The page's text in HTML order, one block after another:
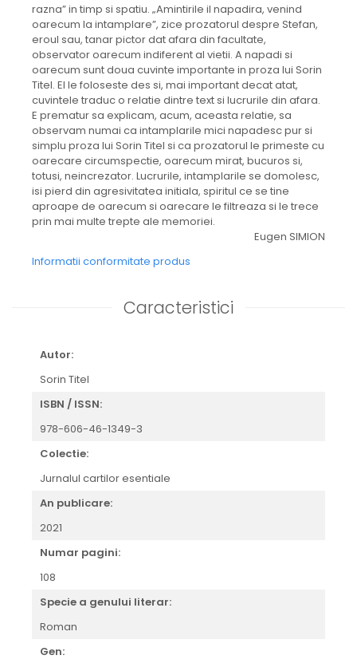
razna” in timp si spatiu. „Amintirile il napadira, venind
oarecum la intamplare”, zice prozatorul despre Stefan,
eroul sau, tanar pictor dat afara din facultate,
observator oarecum indiferent al vietii. A napadi si
oarecum sunt doua cuvinte importante in proza lui Sorin
Titel. El le foloseste des si, mai important decat atat,
cuvintele traduc o relatie dintre text si lucrurile din afara.
E prematur sa explicam, acum, aceasta relatie, sa
observam numai ca intamplarile mici napadesc pur si
simplu proza lui Sorin Titel si ca prozatorul le primeste cu
oarecare circumspectie, oarecum mirat, bucuros si,
totusi, neincrezator. Lucrurile, intamplarile se domolesc,
isi pierd din agresivitatea initiala, spiritul ce se tine
aproape de oarecum si oarecare le filtreaza si le trece
prin mai multe trepte ale memoriei.
Eugen SIMION
Informatii conformitate produs
Caracteristici
Autor:
Sorin Titel
ISBN / ISSN:
978-606-46-1349-3
Colectie:
Jurnalul cartilor esentiale
An publicare:
2021
Numar pagini:
108
Specie a genului literar:
Roman
Gen: